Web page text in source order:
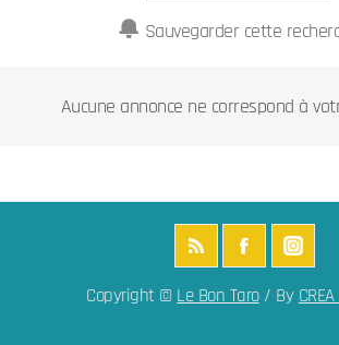
Sauvegarder cette
Aucune annonce ne correspond à
Copyright © Le Bon Taro/ By